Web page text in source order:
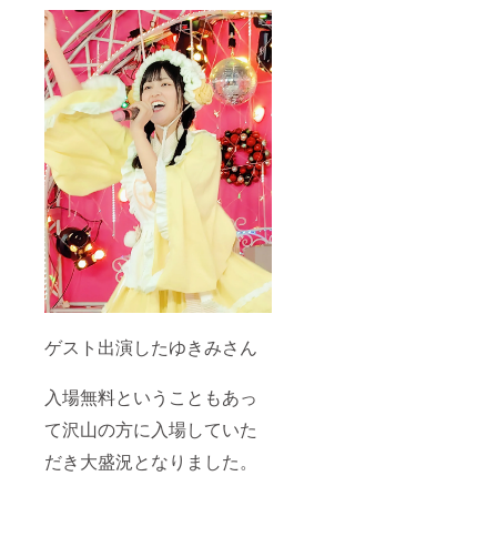
ゲスト出演したゆきみさん
入場無料ということもあっ
て沢山の方に入場していた
だき大盛況となりました。